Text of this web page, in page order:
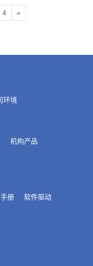
4 »
环境
机构产品
册 软件驱动